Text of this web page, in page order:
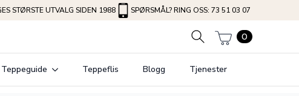
STØRSTE UTVALG SIDEN 1988 SPØRSMÅL? RING OSS: 73 51 03 07
0
Teppeguide Teppeflis Blogg Tjenester